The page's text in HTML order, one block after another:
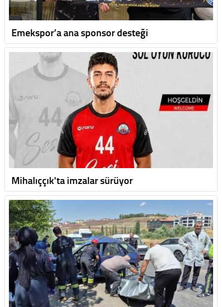
Emekspor’a ana sponsor desteği
Mihalıççık'ta imzalar sürüyor